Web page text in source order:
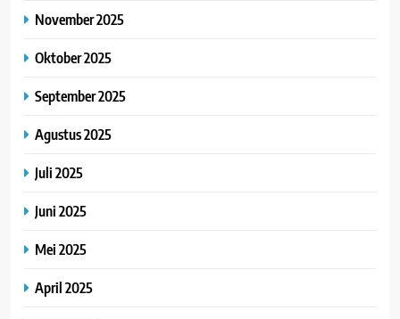
November 2025
Oktober 2025
September 2025
Agustus 2025
Juli 2025
Juni 2025
Mei 2025
April 2025